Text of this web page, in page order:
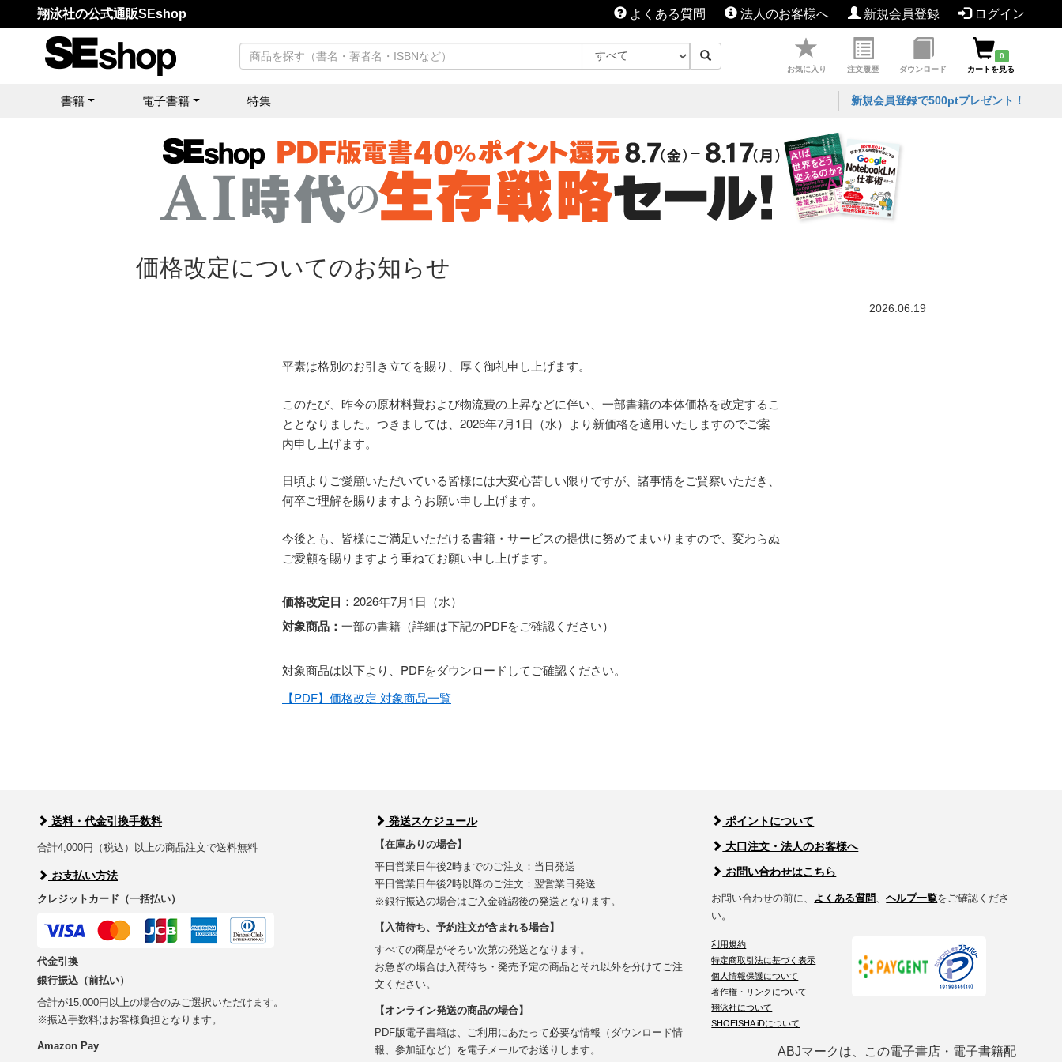
翔泳社の公式通販SEshop よくある質問 法人のお客様へ 新規会員登録 ログイン
お気に入り 注文履歴 ダウンロード
0
カートを見る
書籍 電子書籍 特集 新規会員登録で500ptプレゼント！
価格改定についてのお知らせ
2026.06.19
平素は格別のお引き立てを賜り、厚く御礼申し上げます。
このたび、昨今の原材料費および物流費の上昇などに伴い、一部書籍の本体価格を改定するこ
ととなりました。つきましては、2026年7月1日（水）より新価格を適用いたしますのでご案
内申し上げます。
日頃よりご愛顧いただいている皆様には大変心苦しい限りですが、諸事情をご賢察いただき、
何卒ご理解を賜りますようお願い申し上げます。
今後とも、皆様にご満足いただける書籍・サービスの提供に努めてまいりますので、変わらぬ
ご愛顧を賜りますよう重ねてお願い申し上げます。
価格改定日： 2026年7月1日（水）
対象商品： 一部の書籍（詳細は下記のPDFをご確認ください）
対象商品は以下より、PDFをダウンロードしてご確認ください。
【PDF】価格改定 対象商品一覧
送料・代金引換手数料
合計4,000円（税込）以上の商品注文で送料無料
お支払い方法
クレジットカード（一括払い）
代金引換
銀行振込（前払い）
合計が15,000円以上の場合のみご選択いただけます。
※振込手数料はお客様負担となります。
Amazon Pay
発送スケジュール
【在庫ありの場合】
平日営業日午後2時までのご注文：当日発送
平日営業日午後2時以降のご注文：翌営業日発送
※銀行振込の場合はご入金確認後の発送となります。
【入荷待ち、予約注文が含まれる場合】
すべての商品がそろい次第の発送となります。
お急ぎの場合は入荷待ち・発売予定の商品とそれ以外を分けてご注
文ください。
【オンライン発送の商品の場合】
PDF版電子書籍は、ご利用にあたって必要な情報（ダウンロード情
報、参加証など）を電子メールでお送りします。
ポイントについて
大口注文・法人のお客様へ
お問い合わせはこちら
お問い合わせの前に、 よくある質問 、ヘルプ一覧をご確認くださ
い。
利用規約
特定商取引法に基づく表示
個人情報保護について
著作権・リンクについて
翔泳社について
SHOEISHA iDについて
ABJマークは、この電子書店・電子書籍配